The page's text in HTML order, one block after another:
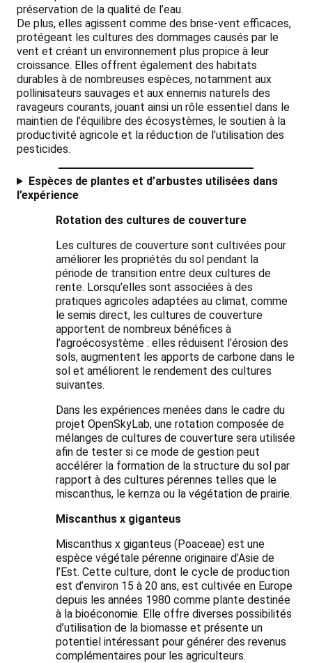
préservation de la qualité de l’eau.
De plus, elles agissent comme des brise-vent efficaces,
protégeant les cultures des dommages causés par le
vent et créant un environnement plus propice à leur
croissance. Elles offrent également des habitats
durables à de nombreuses espèces, notamment aux
pollinisateurs sauvages et aux ennemis naturels des
ravageurs courants, jouant ainsi un rôle essentiel dans le
maintien de l’équilibre des écosystèmes, le soutien à la
productivité agricole et la réduction de l’utilisation des
pesticides.
Espèces de plantes et d’arbustes utilisées dans
l’expérience
Rotation des cultures de couverture
Les cultures de couverture sont cultivées pour
améliorer les propriétés du sol pendant la
période de transition entre deux cultures de
rente. Lorsqu’elles sont associées à des
pratiques agricoles adaptées au climat, comme
le semis direct, les cultures de couverture
apportent de nombreux bénéfices à
l’agroécosystème : elles réduisent l’érosion des
sols, augmentent les apports de carbone dans le
sol et améliorent le rendement des cultures
suivantes.
Dans les expériences menées dans le cadre du
projet OpenSkyLab, une rotation composée de
mélanges de cultures de couverture sera utilisée
afin de tester si ce mode de gestion peut
accélérer la formation de la structure du sol par
rapport à des cultures pérennes telles que le
miscanthus, le kernza ou la végétation de prairie.
Miscanthus x giganteus
Miscanthus x giganteus (Poaceae) est une
espèce végétale pérenne originaire d’Asie de
l’Est. Cette culture, dont le cycle de production
est d’environ 15 à 20 ans, est cultivée en Europe
depuis les années 1980 comme plante destinée
à la bioéconomie. Elle offre diverses possibilités
d’utilisation de la biomasse et présente un
potentiel intéressant pour générer des revenus
complémentaires pour les agriculteurs.